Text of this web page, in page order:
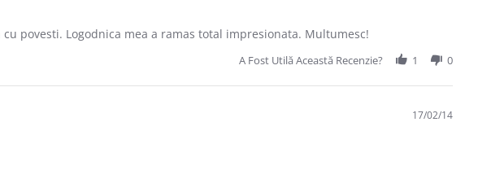
povesti. Logodnica mea a ramas total impresionata. Multumesc!
A Fost Utilă Această Recenzie? 1 0
17/02/14